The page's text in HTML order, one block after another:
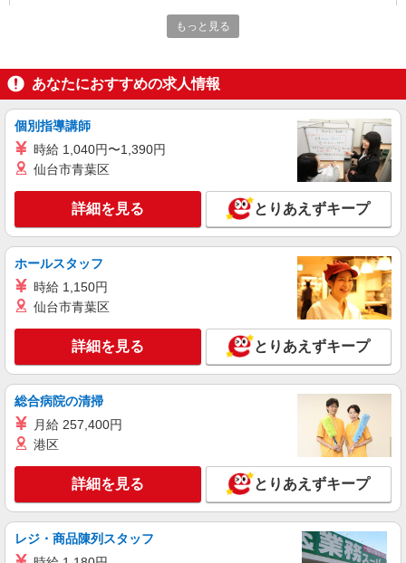
10万円支給(規定有) お友達を紹介頂くと, インセン
ティブ支給(規定有) ゜・。○。・゜+゜・。
福岡県福岡市早良区のsoftbankショップ
人気機種に詳しくなれる携帯販売【docomo】
時給1400円〜1600円（経験・能力による） ※
残業代支給 ★交通費別途支給（規定あり） ゜
+゜・。○。・゜+゜・。○。・゜+゜ 入社祝い金10
万円支給(規定有) お友達を紹介頂くと, インセンテ
ィブ支給(規定有) ★月2回払い・週払い可能（規程
有）★ ゜・。○。・゜+゜・。○。・゜+゜
福岡県福岡市早良区の家電量販店
キープ 詳細を見る
派遣社員
株式会社シエロ
スマホ携帯販売【ソフトバンク】
時給1400円〜1450円（経験・能力による） ※
残業代支給 ★交通費別途支給（規定あり） ゜
+゜・。○。・゜+゜・。○。・゜+゜ 入社祝い金10
万円支給(規定有) お友達を紹介頂くと, インセンテ
有）★ ゜・。○。・゜+゜・。○。・゜+゜
福岡県福岡市早良区の家電量販店
キープ 詳細を見る
株式会社シエロ
【楽天モバイル】の店舗スタッフ
月給：256500円〜319150円 ＋賞与年2回＋イ
ンセンティブ ※経験・能力による ※残業代支給
もっと見る
あなたにおすすめの求人情報
個別指導講師
時給 1,040円〜1,390円
仙台市青葉区
詳細を見る とりあえずキープ
ホールスタッフ
時給 1,150円
仙台市青葉区
詳細を見る とりあえずキープ
総合病院の清掃
月給 257,400円
港区
詳細を見る とりあえずキープ
レジ・商品陳列スタッフ